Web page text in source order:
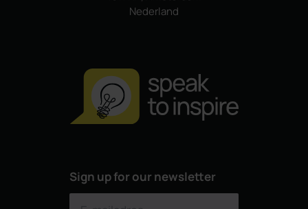
Nederland
Sign up for our newsletter